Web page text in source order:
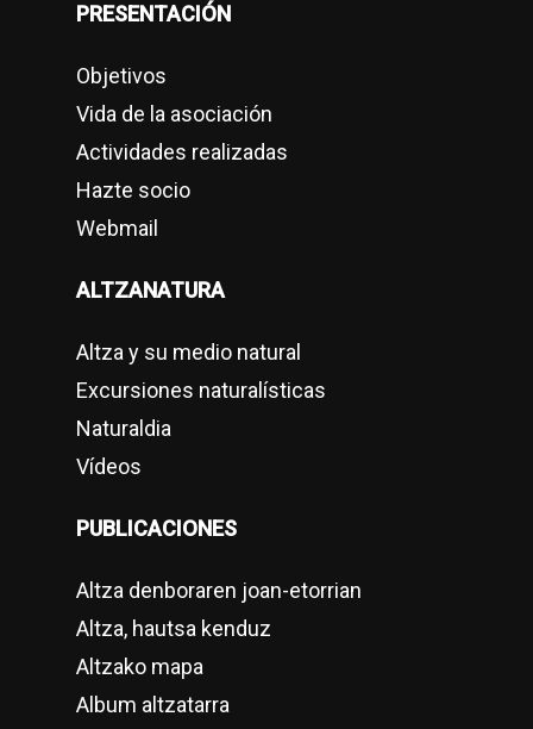
PRESENTACIÓN
Objetivos
Vida de la asociación
Actividades realizadas
Hazte socio
Webmail
ALTZANATURA
Altza y su medio natural
Excursiones naturalísticas
Naturaldia
Vídeos
PUBLICACIONES
Altza denboraren joan-etorrian
Altza, hautsa kenduz
Altzako mapa
Album altzatarra